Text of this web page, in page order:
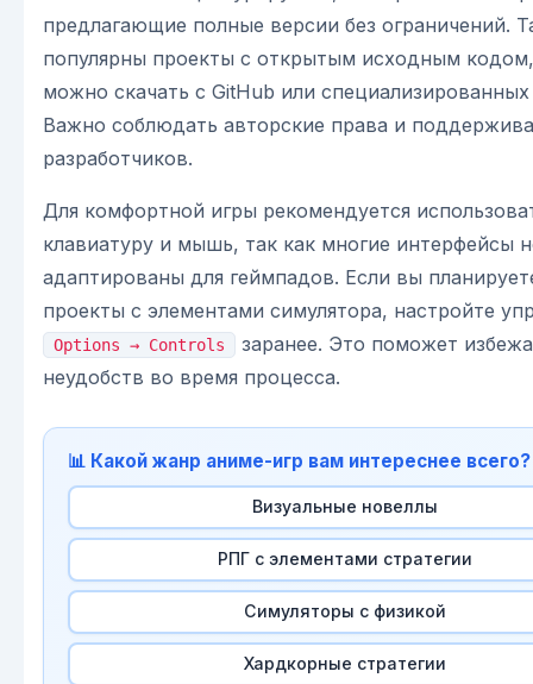
предлагающие полные версии без ограничений.
популярны проекты с открытым исходным
можно скачать с GitHub или
Важно соблюдать авторские права и
разработчиков.
Для комфортной игры рекомендуется
клавиатуру и мышь, так как многие интерфейсы
адаптированы для геймпадов. Если вы
проекты с элементами симулятора, настройте
Options → Controls
заранее. Это поможет
неудобств во время процесса.
📊 Какой жанр аниме-игр вам интереснее всего?
Визуальные новеллы
РПГ с элементами стратегии
Симуляторы с физикой
Хардкорные стратегии